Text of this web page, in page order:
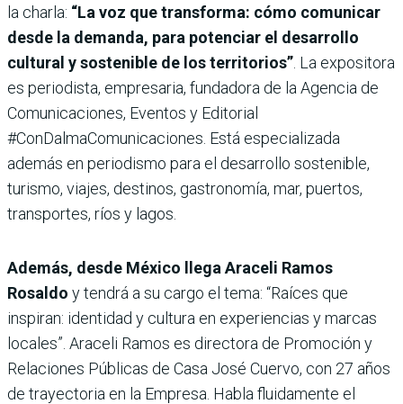
la charla: “La voz que transforma: cómo comunicar
desde la demanda, para potenciar el desarrollo
cultural y sostenible de los territorios” . La expositora
es periodista, empresaria, fundadora de la Agencia de
Comunicaciones, Eventos y Editorial
#ConDalmaComunicaciones. Está especializada
además en periodismo para el desarrollo sostenible,
turismo, viajes, destinos, gastronomía, mar, puertos,
transportes, ríos y lagos.
Además, desde México llega Araceli Ramos
Rosaldo y tendrá a su cargo el tema: “Raíces que
inspiran: identidad y cultura en experiencias y marcas
locales”. Araceli Ramos es directora de Promoción y
Relaciones Públicas de Casa José Cuervo, con 27 años
de trayectoria en la Empresa. Habla fluidamente el